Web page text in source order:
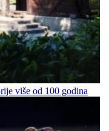
više od 100 godina